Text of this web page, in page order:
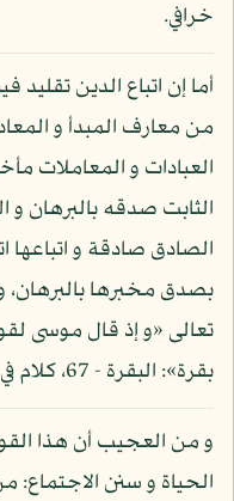
خرافي.
أما إن اتباع الدين
من معارف المبدأ و
العبادات و المعاملات
الثابت صدقه بالبرهان و
الصادق صادقة و اتباعها
بصدق مخبرها بالبرهان،
تعالى «و إذ قال موسى
بقرة»: البقرة - 67، كلام في التقليد فارجع.
و من العجيب أن هذا
الحياة و سنن